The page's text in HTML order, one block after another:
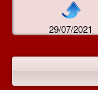
29/07/2021